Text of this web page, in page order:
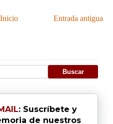
Entrada antigua
Inicio
: Suscríbete y
de nuestros